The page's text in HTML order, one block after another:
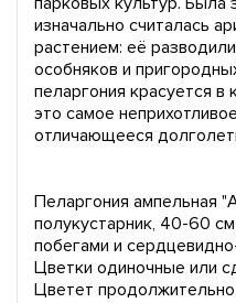
изначально считалась
растением: её
особняков и
пеларгония красуется
это самое
отличающееся
Пеларгония ампельная
полукустарник, 40-60
побегами и
Цветки одиночные или
Цветет